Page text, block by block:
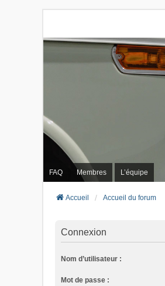
FAQ Membres L’équipe
Accueil Accueil du forum
Connexion
Nom d’utilisateur :
Mot de passe :